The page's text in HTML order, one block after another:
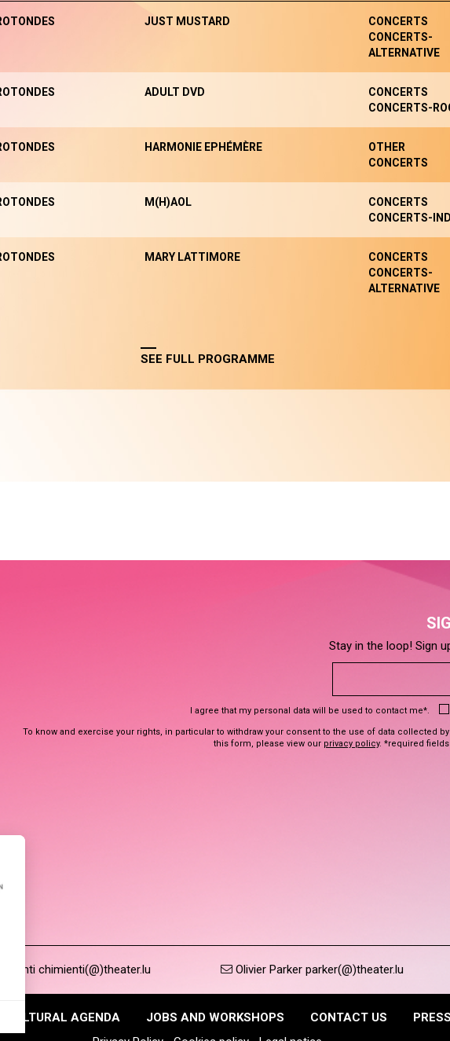
JUST MUSTARD
CONCERTS
CONCERTS-
ALTERNATIVE
ADULT DVD
CONCERTS
CONCERTS-
HARMONIE EPHÉMÈRE
OTHER
CONCERTS
M(H)AOL
CONCERTS
CONCERTS-
MARY LATTIMORE
CONCERTS
CONCERTS-
ALTERNATIVE
SEE FULL PROGRAMME
Stay in the loop! Sign
I agree that my personal data will be used to contact me*.
To know and exercise your rights, in particular to withdraw your consent to the use of data collected by
this form, please view our privacy policy. *required fields
chimienti(@)theater.lu Olivier Parker parker(@)theater.lu
CULTURAL AGENDA JOBS AND WORKSHOPS CONTACT US PRESS